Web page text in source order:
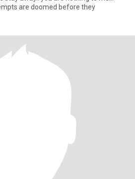
your attempts are doomed before they